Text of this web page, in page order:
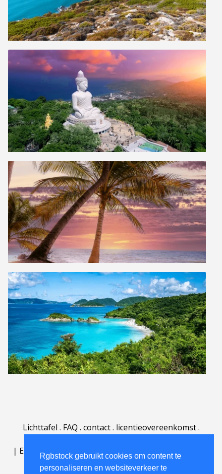
Rgbstock gebruikt cookies om content te
personaliseren en websiteverkeer te
Lichttafel . FAQ . contact. licentieovereenkomst.
| English | Deutsch Español | Português
Nederlands|